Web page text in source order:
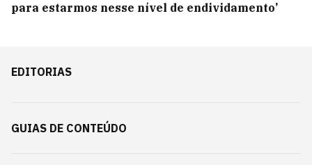
para estarmos nesse nível de endividamento’
EDITORIAS
GUIAS DE CONTEÚDO